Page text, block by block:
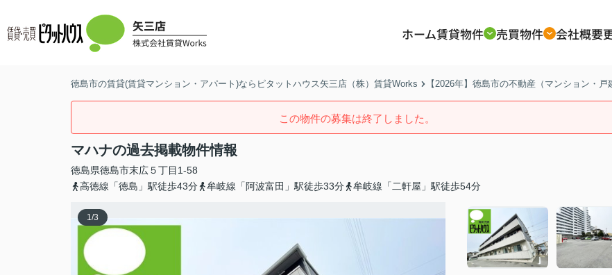
ホーム賃貸物件 売買物件 会社概要
徳島市の賃貸(賃貸マンション・アパート)ならピタットハウス矢三店（株）賃貸Works 【2026年】徳島市の不動産（マンション・
この物件の募集は終了しました。
マハナの過去掲載物件情報
徳島県徳島市末広５丁目1-58
高徳線「徳島」駅徒歩43分
牟岐線「阿波富田」駅徒歩33分 牟岐線「二軒屋」駅徒歩54分
1/3